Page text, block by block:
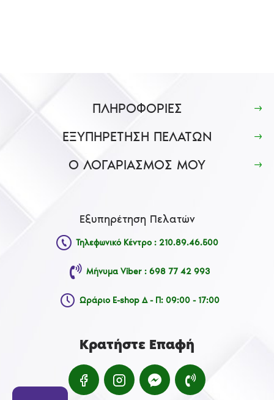
ΠΛΗΡΟΦΟΡΙΕΣ
ΕΞΥΠΗΡΕΤΗΣΗ ΠΕΛΑΤΩΝ
Ο ΛΟΓΑΡΙΑΣΜΟΣ ΜΟΥ
Εξυπηρέτηση Πελατών
Τηλεφωνικό Κέντρο : 210.89.46.500
Μήνυμα Viber : 698 77 42 993
Ωράριο E-shop Δ - Π: 09:00 - 17:00
Κρατήστε Επαφή